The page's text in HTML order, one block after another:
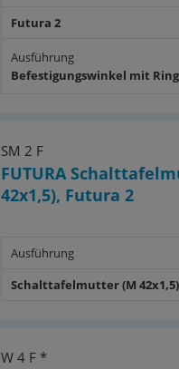
Futura 2
Ausführung
Befestigungswinkel mit
SM 2 F
FUTURA
42x1,5), Futura 2
Ausführung
Schalttafelmutter (M 42x1,5)
W 4 F *